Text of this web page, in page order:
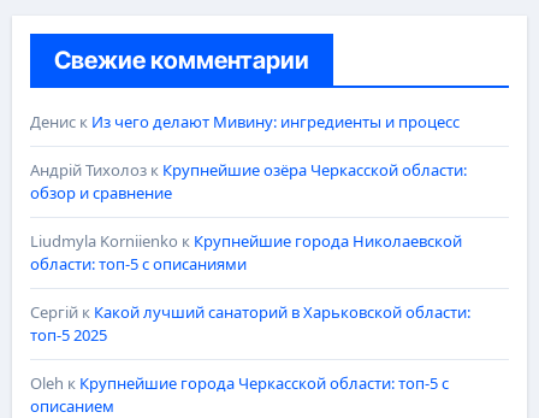
Свежие комментарии
Дениск Из чего делают Мивину: ингредиенты и процесс
Андрій Тихолозк Крупнейшие озёра Черкасской области:
обзор и сравнение
Liudmyla Korniienko к Крупнейшие города Николаевской
области: топ-5 с описаниями
Сергійк Какой лучший санаторий в Харьковской области:
топ-5 2025
Oleh к Крупнейшие города Черкасской области: топ-5 с
описанием